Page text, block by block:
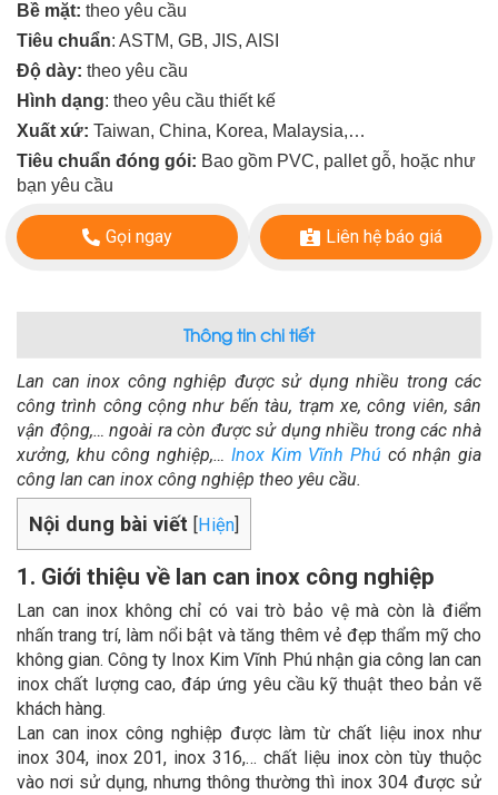
Bề mặt: theo yêu cầu
Tiêu chuẩn: ASTM, GB, JIS, AISI
Độ dày: theo yêu cầu
Hình dạng: theo yêu cầu thiết kế
Xuất xứ: Taiwan, China, Korea, Malaysia,…
Tiêu chuẩn đóng gói: Bao gồm PVC, pallet gỗ, hoặc như
bạn yêu cầu
Gọi ngay Liên hệ báo giá
Thông tin chi tiết
Lan can inox công nghiệp được sử dụng nhiều trong các
công trình công cộng như bến tàu, trạm xe, công viên, sân
vận động,… ngoài ra còn được sử dụng nhiều trong các nhà
xưởng, khu công nghiệp,… Inox Kim Vĩnh Phú có nhận gia
công lan can inox công nghiệp theo yêu cầu.
Nội dung bài viết [Hiện]
1. Giới thiệu về lan can inox công nghiệp
Lan can inox không chỉ có vai trò bảo vệ mà còn là điểm
nhấn trang trí, làm nổi bật và tăng thêm vẻ đẹp thẩm mỹ cho
không gian. Công ty Inox Kim Vĩnh Phú nhận gia công lan can
inox chất lượng cao, đáp ứng yêu cầu kỹ thuật theo bản vẽ
khách hàng.
Lan can inox công nghiệp được làm từ chất liệu inox như
inox 304, inox 201, inox 316,… chất liệu inox còn tùy thuộc
vào nơi sử dụng, nhưng thông thường thì inox 304 được sử